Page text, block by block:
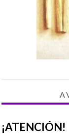
¡ATENCIÓN!